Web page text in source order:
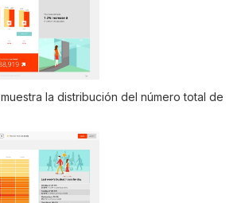
muestra la distribución del número total de